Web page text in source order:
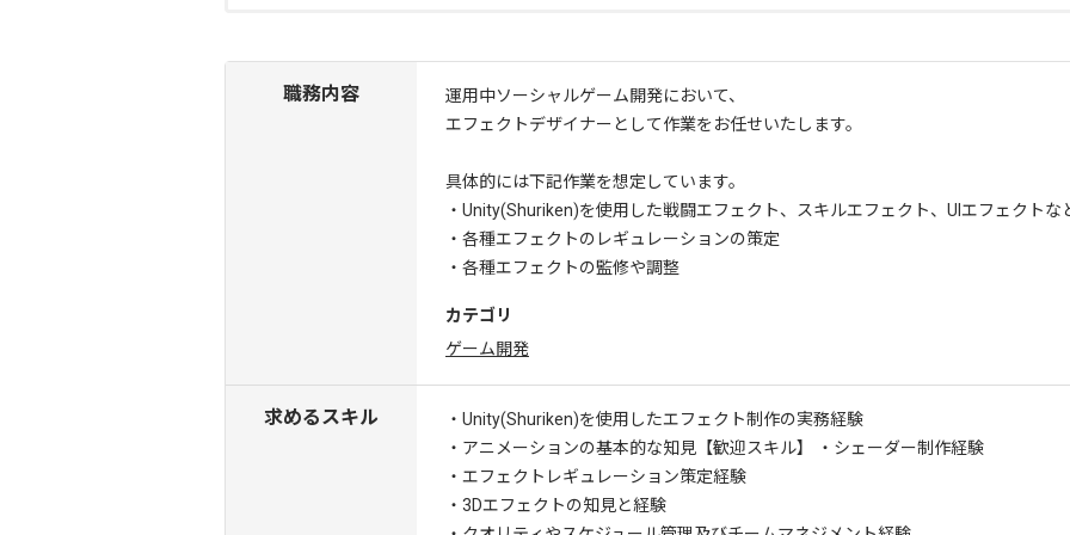
職務内容
運用中ソーシャルゲーム開発において、
エフェクトデザイナーとして作業をお任せいたします。
具体的には下記作業を想定しています。
・Unity(Shuriken)を使用した戦闘エフェクト、スキルエフェクト、UIエフェクトな
・各種エフェクトのレギュレーションの策定
・各種エフェクトの監修や調整
カテゴリ
ゲーム開発
求めるスキル
・Unity(Shuriken)を使用したエフェクト制作の実務経験
・アニメーションの基本的な知見 【歓迎スキル】 ・シェーダー制作経験
・エフェクトレギュレーション策定経験
・3Dエフェクトの知見と経験